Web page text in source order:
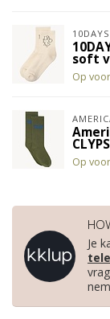
10DAYS
soft
Op
Op
Je